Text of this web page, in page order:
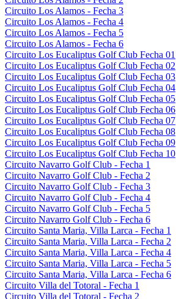
Circuito Los Alamos - Fecha 3
Circuito Los Alamos - Fecha 4
Circuito Los Alamos - Fecha 5
Circuito Los Alamos - Fecha 6
Circuito Los Eucaliptus Golf Club Fecha 01
Circuito Los Eucaliptus Golf Club Fecha 02
Circuito Los Eucaliptus Golf Club Fecha 03
Circuito Los Eucaliptus Golf Club Fecha 04
Circuito Los Eucaliptus Golf Club Fecha 05
Circuito Los Eucaliptus Golf Club Fecha 06
Circuito Los Eucaliptus Golf Club Fecha 07
Circuito Los Eucaliptus Golf Club Fecha 08
Circuito Los Eucaliptus Golf Club Fecha 09
Circuito Los Eucaliptus Golf Club Fecha 10
Circuito Navarro Golf Club - Fecha 1
Circuito Navarro Golf Club - Fecha 2
Circuito Navarro Golf Club - Fecha 3
Circuito Navarro Golf Club - Fecha 4
Circuito Navarro Golf Club - Fecha 5
Circuito Navarro Golf Club - Fecha 6
Circuito Santa Maria, Villa Larca - Fecha 1
Circuito Santa Maria, Villa Larca - Fecha 2
Circuito Santa Maria, Villa Larca - Fecha 4
Circuito Santa Maria, Villa Larca - Fecha 5
Circuito Santa Maria, Villa Larca - Fecha 6
Circuito Villa del Totoral - Fecha 1
Circuito Villa del Totoral - Fecha 2